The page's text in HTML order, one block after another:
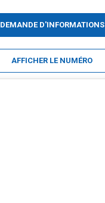
DEMANDE D'INFORMATIONS
AFFICHER LE NUMÉRO